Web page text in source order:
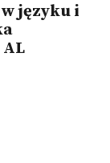
języku i